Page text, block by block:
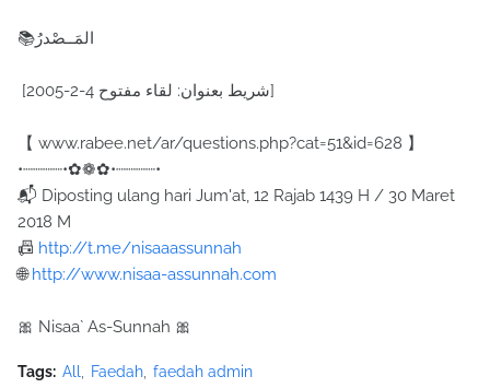
📚المَــصْدرُ
[شريط بعنوان: لقاء مفتوح 4-2-2005]
【 www.rabee.net/ar/questions.php?cat=51&id=628 】
•┈┈┈┈•✿❁✿•┈┈┈┈•
📬 Diposting ulang hari Jum'at, 12 Rajab 1439 H / 30 Maret
2018 M
📠 http://t.me/nisaaassunnah
🌐http://www.nisaa-assunnah.com
🎀 Nisaa` As-Sunnah 🎀
Tags: All Faedah faedah admin